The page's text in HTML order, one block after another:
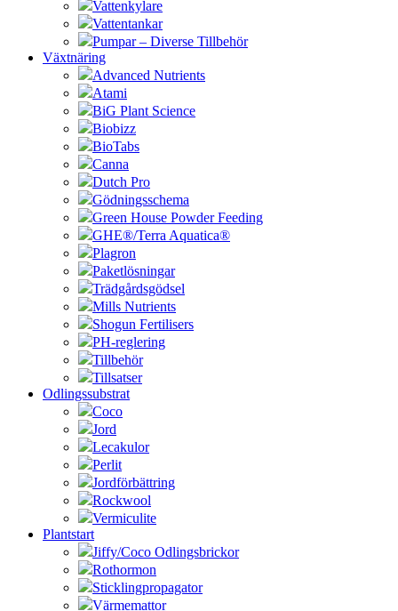
Vattenkylare
Vattentankar
Pumpar – Diverse Tillbehör
Växtnäring
Advanced Nutrients
Atami
BiG Plant Science
Biobizz
BioTabs
Canna
Dutch Pro
Gödningsschema
Green House Powder Feeding
GHE®/Terra Aquatica®
Plagron
Paketlösningar
Trädgårdsgödsel
Mills Nutrients
Shogun Fertilisers
PH-reglering
Tillbehör
Tillsatser
Odlingssubstrat
Coco
Jord
Lecakulor
Perlit
Jordförbättring
Rockwool
Vermiculite
Plantstart
Jiffy/Coco Odlingsbrickor
Rothormon
Sticklingpropagator
Värmemattor